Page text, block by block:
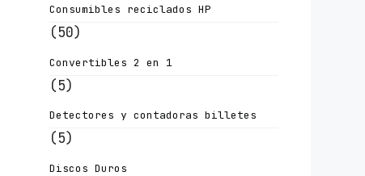
Consumibles reciclados HP
(50)
Convertibles 2 en 1
(5)
Detectores y contadoras billetes
(5)
Discos Duros